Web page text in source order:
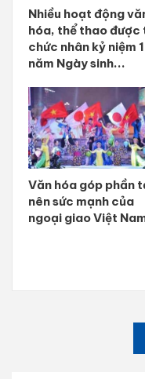
Nhiều hoạt động
hóa, thể thao được
chức nhân kỷ niệm
năm Ngày sinh...
Văn hóa góp phần
nên sức mạnh của
ngoại giao Việt